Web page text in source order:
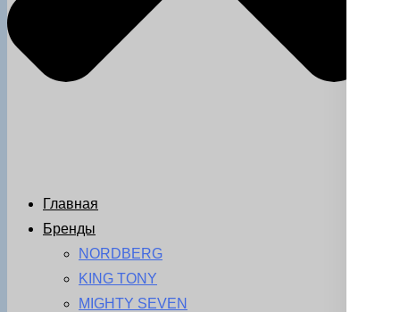
Главная
Бренды
NORDBERG
KING TONY
MIGHTY SEVEN